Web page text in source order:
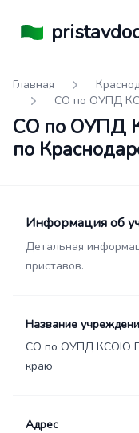
Главная
СО по ОУПД
СО по ОУПД
по
Информация об
Детальная
приставов.
Название
СО по ОУПД КСОЮ
краю
Адрес